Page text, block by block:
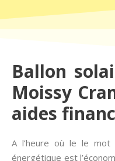
Ballon
Moissy
aides
A l’heure où le le
énergétique est